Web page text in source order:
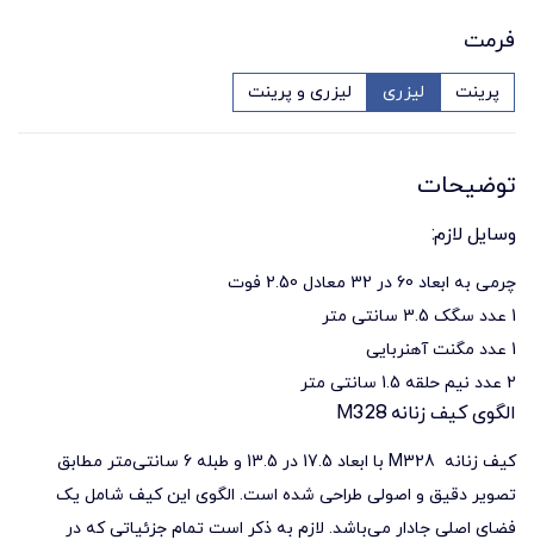
فرمت
پرینت لیزری لیزری و پرینت
توضیحات
الگوی کیف زنانه M328
کیف زنانه
M328 با ابعاد 17.5 در 13.5 و طبله 6 سانتی‌متر مطابق
تصویر دقیق و اصولی طراحی شده است. الگوی اینکیف شامل یک
فضای اصلی جادار می‎‌باشد. لازم به ذکر است تمام جزئیاتی که در
وسایل لازم:
چرمی به ابعاد 60 در 32 معادل 2.50 فوت
1 عدد سگک 3.5 سانتی متر
1 عدد مگنت آهنربایی
2 عدد نیم حلقه 1.5 سانتی متر